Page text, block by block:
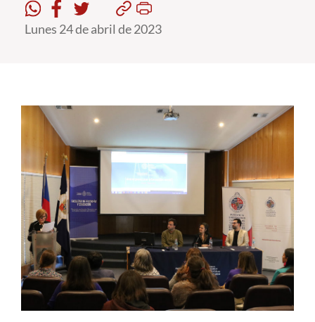
Funcionarios
Alumni
Lunes 24 de abril de 2023